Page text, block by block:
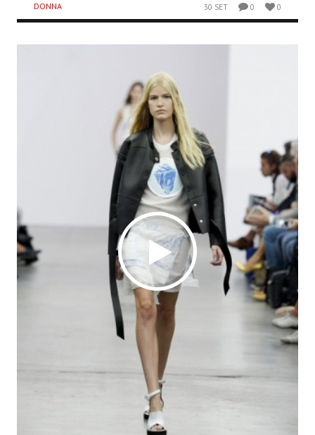
DONNA 30 SET 0 0